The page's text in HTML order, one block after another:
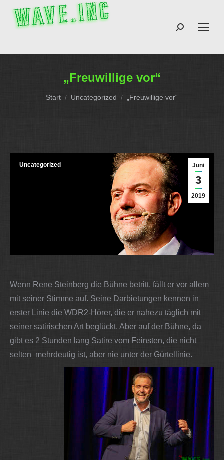
Search:
„Freuwillige vor“
Sie befinden sich hier:
Start Uncategorized „Freuwillige vor“
Juni
3
2019
Uncategorized
Wenn Rene Steinberg die Bühne betritt, fällt er vor allem
mit seiner Stimme auf. Seine Darbietungen kennen in
erster Linie die WDR2-Hörer, die er nahezu täglich mit
seiner satirischen Art beglückt. Aber auf der Bühne, da
gibt es 2 Stunden lang Satire vom Feinsten, die nicht
selten mehrdeutig ist, aber nie unter der Gürtellinie.